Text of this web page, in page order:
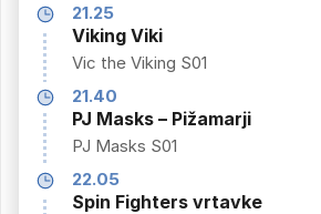
21.25
Viking Viki
Vic the Viking S01
21.40
PJ Masks – Pižamarji
PJ Masks S01
22.05
Spin Fighters vrtavke